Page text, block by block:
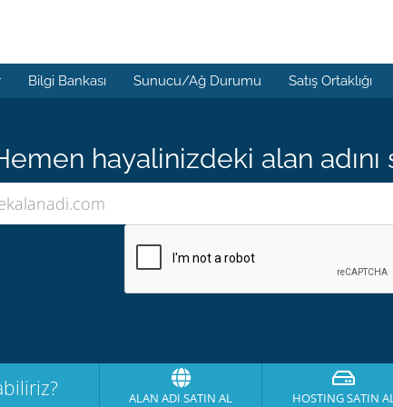
Bilgi Bankası Sunucu/Ağ Durumu Satış Ortaklığı
hayalinizdeki alan adını
ALAN ADI SATIN AL HOSTING SATIN